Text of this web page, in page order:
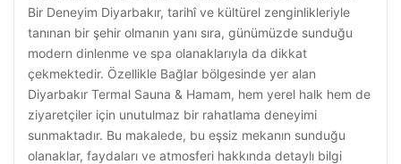
Bir Deneyim Diyarbakır, tarihî ve kültürel zenginlikleriyle
tanınan bir şehir olmanın yanı sıra, günümüzde sunduğu
modern dinlenme ve spa olanaklarıyla da dikkat
çekmektedir. Özellikle Bağlar bölgesinde yer alan
Diyarbakır Termal Sauna & Hamam, hem yerel halk hem de
ziyaretçiler için unutulmaz bir rahatlama deneyimi
sunmaktadır. Bu makalede, bu eşsiz mekanın sunduğu
olanaklar, faydaları ve atmosferi hakkında detaylı bilgi